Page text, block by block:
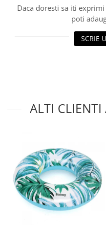
Daca doresti sa iti
poti
SCRIE
ALTI